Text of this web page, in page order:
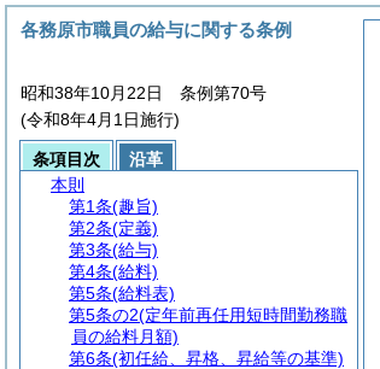
各務原市職員の給与に関する条例
昭和38年10月22日 条例第70号
(令和8年4月1日施行)
条項目次
沿革
本則
第1条(趣旨)
第2条(定義)
第3条(給与)
第4条(給料)
第5条(給料表)
第5条の2(定年前再任用短時間勤務職
員の給料月額)
第6条(初任給、昇格、昇給等の基準)